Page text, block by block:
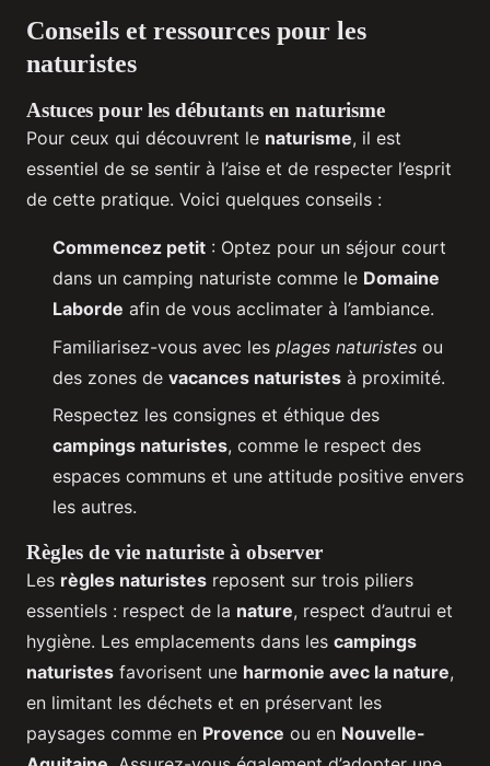
Conseils et ressources pour les
naturistes
Astuces pour les débutants en naturisme
Pour ceux qui découvrent le naturisme, il est
essentiel de se sentir à l’aise et de respecter l’esprit
de cette pratique. Voici quelques conseils :
Commencez petit : Optez pour un séjour court
dans un camping naturiste comme le Domaine
Laborde afin de vous acclimater à l’ambiance.
Familiarisez-vous avec les plages naturistes ou
des zones de vacances naturistes à proximité.
Respectez les consignes et éthique des
campings naturistes, comme le respect des
espaces communs et une attitude positive envers
les autres.
Règles de vie naturiste à observer
Les règles naturistes reposent sur trois piliers
essentiels : respect de la nature, respect d’autrui et
hygiène. Les emplacements dans les campings
naturistes favorisent une harmonie avec la nature,
en limitant les déchets et en préservant les
paysages comme en Provence ou en Nouvelle-